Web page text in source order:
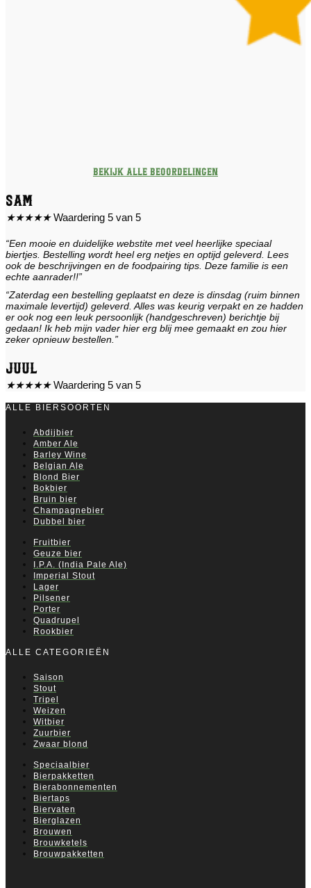
Bekijk alle beoordelingen
Sam
★★★★★ Waardering 5 van 5
“Een mooie en duidelijke webstite met veel heerlijke speciaal
biertjes. Bestelling wordt heel erg netjes en optijd geleverd. Lees
ook de beschrijvingen en de foodpairing tips. Deze familie is een
echte aanrader!!”
“Zaterdag een bestelling geplaatst en deze is dinsdag (ruim binnen
maximale levertijd) geleverd. Alles was keurig verpakt en ze hadden
er ook nog een leuk persoonlijk (handgeschreven) berichtje bij
gedaan! Ik heb mijn vader hier erg blij mee gemaakt en zou hier
zeker opnieuw bestellen.”
Juul
★★★★★ Waardering 5 van 5
ALLE BIERSOORTEN
Abdijbier
Amber Ale
Barley Wine
Belgian Ale
Blond Bier
Bokbier
Bruin bier
Champagnebier
Dubbel bier
Fruitbier
Geuze bier
I.P.A. (India Pale Ale)
Imperial Stout
Lager
Pilsener
Porter
Quadrupel
Rookbier
ALLE CATEGORIEËN
Saison
Stout
Tripel
Weizen
Witbier
Zuurbier
Zwaar blond
Speciaalbier
Bierpakketten
Bierabonnementen
Biertaps
Biervaten
Bierglazen
Brouwen
Brouwketels
Brouwpakketten